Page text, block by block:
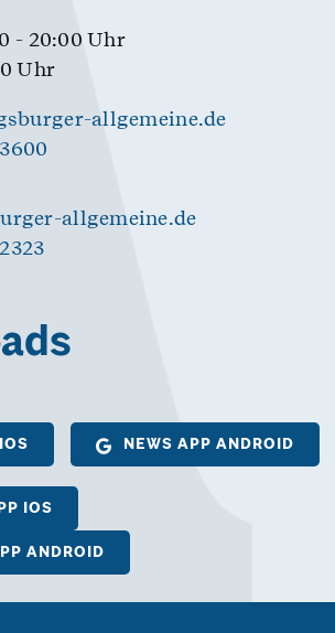
- 20:00 Uhr
Uhr
allgemeine.de
allgemeine.de
NEWS APP ANDROID
IOS
ANDROID